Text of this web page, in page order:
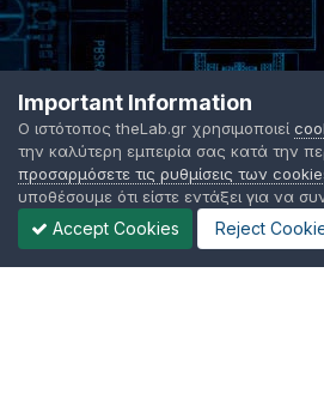
Important Information
Ο ιστότοπος theLab.gr χρησιμοποιεί
την καλύτερη εμπειρία σας κατά την
προσαρμόσετε τις ρυθμίσεις των
υποθέσουμε ότι είστε εντάξει για να
Accept Cookies Reject